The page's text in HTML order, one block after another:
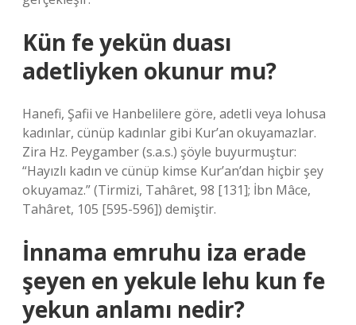
Kün fe yekün duası
adetliyken okunur mu?
Hanefi, Şafii ve Hanbelilere göre, adetli veya lohusa
kadınlar, cünüp kadınlar gibi Kur’an okuyamazlar.
Zira Hz. Peygamber (s.a.s.) şöyle buyurmuştur:
“Hayızlı kadın ve cünüp kimse Kur’an’dan hiçbir şey
okuyamaz.” (Tirmizi, Tahâret, 98 [131]; İbn Mâce,
Tahâret, 105 [595-596]) demiştir.
İnnama emruhu iza erade
şeyen en yekule lehu kun fe
yekun anlamı nedir?